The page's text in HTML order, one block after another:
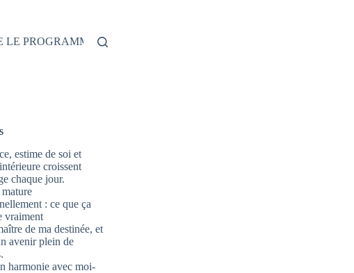
LE PROGRAMME
estime de soi et
croissent
chaque jour.
: ce que ça
vraiment
de ma destinée, et
avenir plein de
harmonie avec moi-